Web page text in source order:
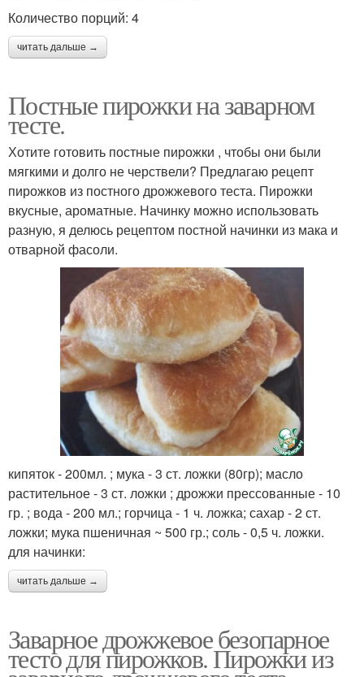
Количество порций: 4
читать дальше →
Постные пирожки на заварном
тесте.
Хотите готовить постные пирожки , чтобы они были
мягкими и долго не черствели? Предлагаю рецепт
пирожков из постного дрожжевого теста. Пирожки
вкусные, ароматные. Начинку можно использовать
разную, я делюсь рецептом постной начинки из мака и
отварной фасоли.
кипяток - 200мл. ; мука - 3 ст. ложки (80гр); масло
растительное - 3 ст. ложки ; дрожжи прессованные - 10
гр. ; вода - 200 мл.; горчица - 1 ч. ложка; сахар - 2 ст.
ложки; мука пшеничная ~ 500 гр.; соль - 0,5 ч. ложки.
для начинки:
читать дальше →
Заварное дрожжевое безопарное
тесто для пирожков. Пирожки из